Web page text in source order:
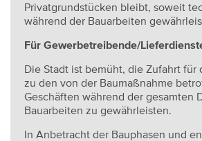
Privatgrundstücken bleibt, soweit
während der Bauarbeiten
Für Gewerbetreibende/
Die Stadt ist bemüht, die Zufahrt für
zu den von der Baumaßnahme
Geschäften während der gesamten
Bauarbeiten zu gewährleisten.
In Anbetracht der Bauphasen und